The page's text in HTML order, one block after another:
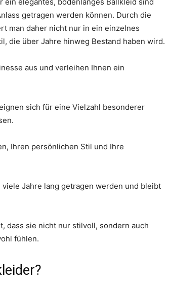
getragen werden können. Durch die
man daher nicht nur in ein einzelnes
die über Jahre hinweg Bestand haben wird.
aus und verleihen Ihnen ein
sich für eine Vielzahl besonderer
Ihren persönlichen Stil und Ihre
Jahre lang getragen werden und bleibt
dass sie nicht nur stilvoll, sondern auch
fühlen.